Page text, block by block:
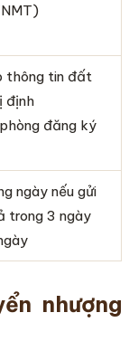
thông tin đất
định
đăng ký
ngày nếu gửi
trong 3 ngày
nhượng